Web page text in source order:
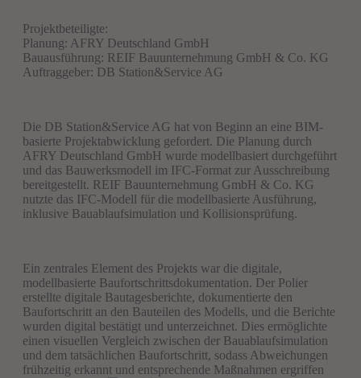
Projektbeteiligte:
Planung: AFRY Deutschland GmbH
Bauausführung: REIF Bauunternehmung GmbH & Co. KG
Auftraggeber: DB Station&Service AG
Die DB Station&Service AG hat von Beginn an eine BIM-
basierte Projektabwicklung gefordert. Die Planung durch
AFRY Deutschland GmbH wurde modellbasiert durchgeführt
und das Bauwerksmodell im IFC-Format zur Ausschreibung
bereitgestellt. REIF Bauunternehmung GmbH & Co. KG
nutzte das IFC-Modell für die modellbasierte Ausführung,
inklusive Bauablaufsimulation und Kollisionsprüfung.
Ein zentrales Element des Projekts war die digitale,
modellbasierte Baufortschrittsdokumentation. Der Polier
erstellte digitale Bautagesberichte, dokumentierte den
Baufortschritt an den Bauteilen des Modells, und die Berichte
wurden digital bestätigt und unterzeichnet. Dies ermöglichte
einen visuellen Vergleich zwischen der Bauablaufsimulation
und dem tatsächlichen Baufortschritt, sodass Abweichungen
frühzeitig erkannt und entsprechende Maßnahmen ergriffen